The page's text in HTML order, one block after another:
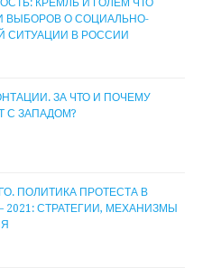
КРЕМЛЬ И ГОЛЕМ ЧТО
ВЫБОРОВ О СОЦИАЛЬНО-
СИТУАЦИИ В РОССИИ
ЗА ЧТО И ПОЧЕМУ
С ЗАПАДОМ?
ПОЛИТИКА ПРОТЕСТА В
2021: СТРАТЕГИИ, МЕХАНИЗМЫ